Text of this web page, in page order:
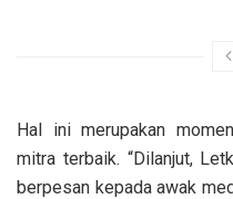
Hal ini merupakan
mitra terbaik. “Dilanjut,
berpesan kepada awak